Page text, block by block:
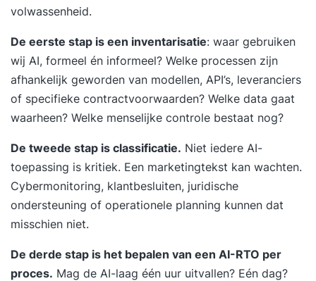
volwassenheid.
De eerste stap is een inventarisatie: waar gebruiken
wij AI, formeel én informeel? Welke processen zijn
afhankelijk geworden van modellen, API’s, leveranciers
of specifieke contractvoorwaarden? Welke data gaat
waarheen? Welke menselijke controle bestaat nog?
De tweede stap is classificatie. Niet iedere AI-
toepassing is kritiek. Een marketingtekst kan wachten.
Cybermonitoring, klantbesluiten, juridische
ondersteuning of operationele planning kunnen dat
misschien niet.
De derde stap is het bepalen van een AI-RTO per
proces. Mag de AI-laag één uur uitvallen? Eén dag?